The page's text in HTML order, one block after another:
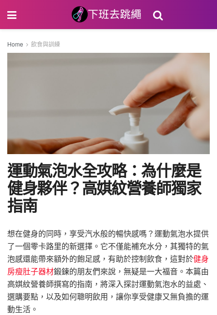
Home 飲食與訓練
運動氣泡水全攻略：為什麼是
健身夥伴？高娸紋營養師獨家
指南
想在健身的同時，享受汽水般的暢快感嗎？運動氣泡水提供
了一個零卡路里的新選擇。它不僅能補充水分，其獨特的氣
泡感還能帶來額外的飽足感，有助於控制飲食，這對於健身
房瘦肚子器材鍛鍊的朋友們來說，無疑是一大福音。本篇由
高娸紋營養師撰寫的指南，將深入探討運動氣泡水的益處、
選購要點，以及如何聰明飲用，讓你享受健康又無負擔的運
動生活。